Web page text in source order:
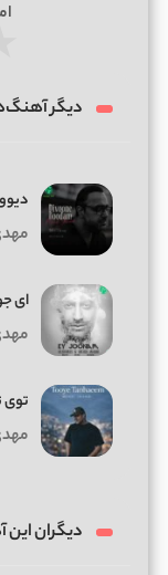
دیگر
ای
توی
دیگران این